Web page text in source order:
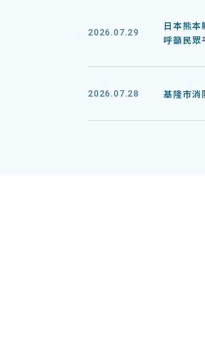
2026.07.29
日本熊
呼籲民眾
2026.07.28 基隆市